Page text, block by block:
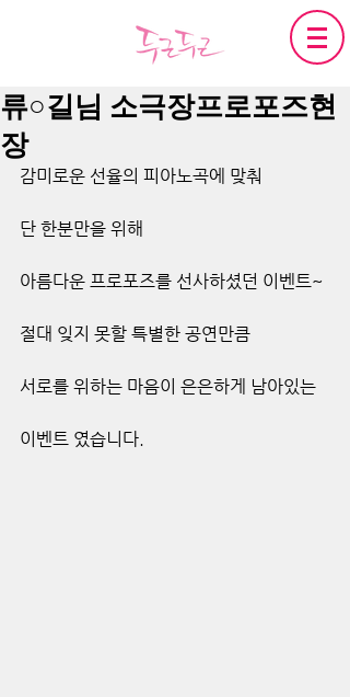
류○길님 소극장프로포즈현
장
감미로운 선율의 피아노곡에 맞춰
단 한분만을 위해
아름다운 프로포즈를 선사하셨던 이벤트~
절대 잊지 못할 특별한 공연만큼
서로를 위하는 마음이 은은하게 남아있는
이벤트 였습니다.